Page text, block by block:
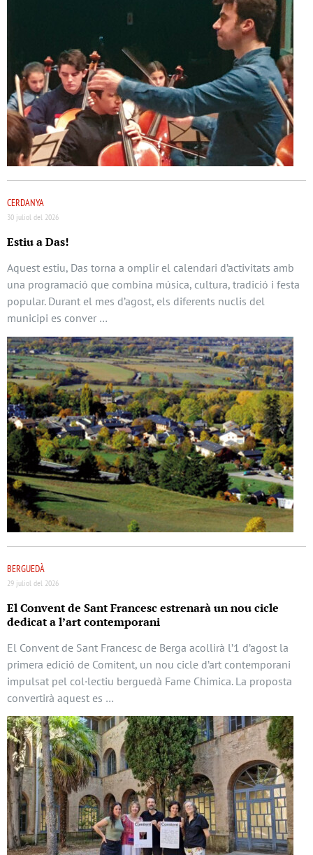
CERDANYA
30 juliol del 2026
Estiu a Das!
Aquest estiu, Das torna a omplir el calendari d’activitats amb
una programació que combina música, cultura, tradició i festa
popular. Durant el mes d’agost, els diferents nuclis del
municipi es conver …
BERGUEDÀ
29 juliol del 2026
El Convent de Sant Francesc estrenarà un nou cicle
dedicat a l’art contemporani
El Convent de Sant Francesc de Berga acollirà l’1 d’agost la
primera edició de Comitent, un nou cicle d’art contemporani
impulsat pel col·lectiu berguedà Fame Chimica. La proposta
convertirà aquest es …